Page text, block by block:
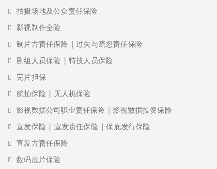
拍摄场地及公众责任保险
影视制作全险
制片方责任保险 | 过失与疏忽责任保险
剧组人员保险 | 特技人员保险
完片担保
航拍保险 | 无人机保险
影视数据公司职业责任保险 | 影视数据投资保险
宣发保险 | 宣发责任保险 | 保底发行保险
宣发方责任保险
数码底片保险